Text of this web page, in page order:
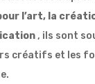
l’art, la
, ils sont
créatifs et les